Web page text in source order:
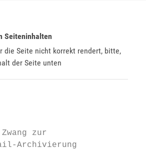
Seiteninhalten
die Seite nicht korrekt rendert, bitte,
der Seite unten
zur
Archivierung